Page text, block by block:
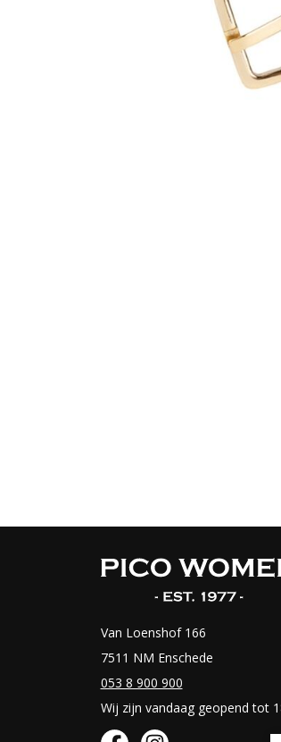
Van Loenshof 166
7511 NM Enschede
053 8 900 900
Wij zijn vandaag geopend tot